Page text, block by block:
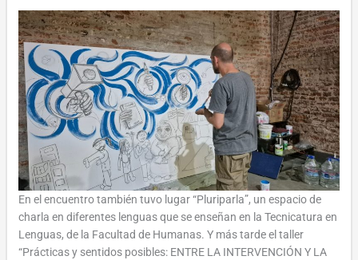
En el encuentro también tuvo lugar “Pluriparla”, un espacio de
charla en diferentes lenguas que se enseñan en la Tecnicatura en
Lenguas, de la Facultad de Humanas. Y más tarde el taller
“Prácticas y sentidos posibles: ENTRE LA INTERVENCIÓN Y LA